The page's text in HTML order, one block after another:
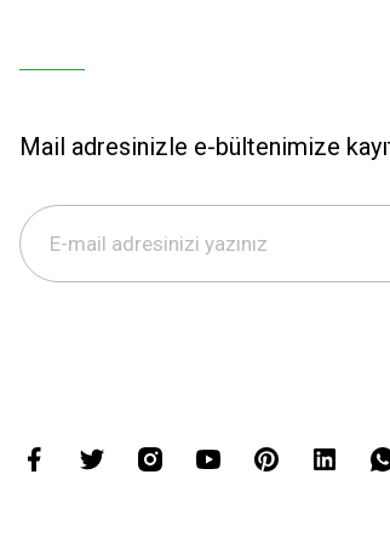
Mail adresinizle e-bültenimize